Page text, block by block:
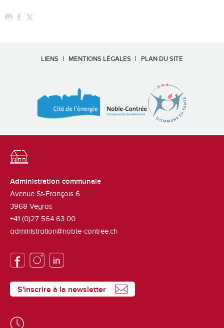
LIENS MENTIONS LÉGALES PLAN DU SITE
Administration communale
Avenue St-François 6
3968 Veyras
+41 (0)27 564 63 00
administration@noble-contree.ch
S'inscrire à la newsletter